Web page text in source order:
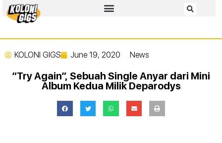
KOLONI GIGS June 19, 2020 News
“Try Again”, Sebuah Single Anyar dari Mini
Album Kedua Milik Deparodys